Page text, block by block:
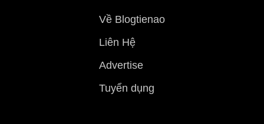
Về Blogtienao
Liên Hệ
Advertise
Tuyển dụng